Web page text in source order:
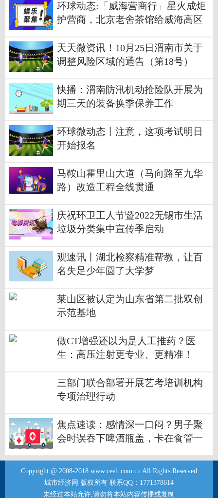
环球动态:「威海营商行」星火成炬
护营商，北京老舍茶馆给威海高区
天天微资讯！10月25日渭南市关于
调整风险区域的通告（第18号）
快播：渭南防汛机动抢险队开展为
期三天的装备换季保养工作
环球微动态丨注意，这项考试明日
开始报名
马鞍山霍里山大道（马向路至九华
路）改造工程全线贯通
庆祝环卫工人节暨2022无锡市生活
垃圾分类集中宣传季启动
观速讯丨湖北检察精准帮教，让百
名失足少年圆了大学梦
莱山区被认定为山东省第二批双创
示范基地
做CT增强还以为是人工推药？医
生：高压注射更专业、更精准！
三部门联合部署开展艺考培训机构
专项治理行动
焦点速读：感情深一口闷？男子聚
会时误吞下啤酒瓶盖，卡在食管一
Copyright @ 2008-2018 www.ceeh.com.cn All Rights Reserved
城市经济网 版权所有 联系QQ：1771378614
未经过本站允许,请勿将本站内容传播或复制